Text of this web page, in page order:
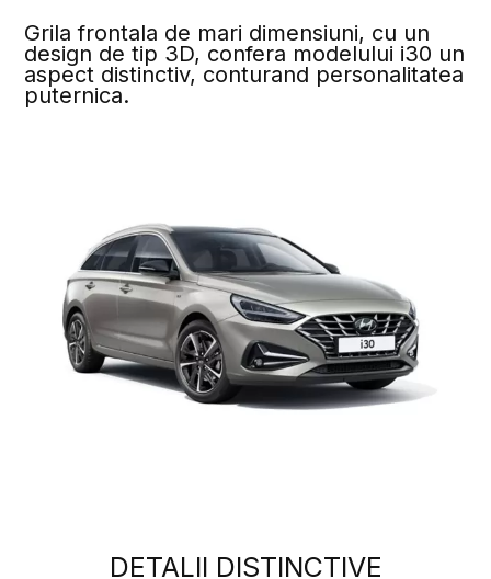
Grila frontala de mari dimensiuni, cu un
design de tip 3D, confera modelului i30 un
aspect distinctiv, conturand personalitatea
puternica.
DETALII DISTINCTIVE